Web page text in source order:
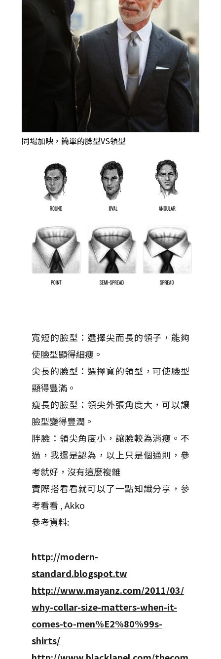
同場加映，簡單的臉型VS領型
寬短的臉型：選擇尖而長的領子，能夠
使臉型顯得細瘦。
尖長的臉型：選擇寬的領型，可使臉型
顯得豐滿。
瘦長的臉型：領尖外張角度大，可以讓
臉型變得豐潤。
胖臉：領尖角度小，讓臉較為消瘦。不
過，我還是認為，以上只是個通則，參
考就好，沒有這麼複雜
實際搭看看就可以了一點知識分享，參
考看看 , Akko
參考資料:
http://modern-
standard.blogspot.tw
http://www.mayanz.com/2011/03/
why-collar-size-matters-when-it-
comes-to-men%E2%80%99s-
shirts/